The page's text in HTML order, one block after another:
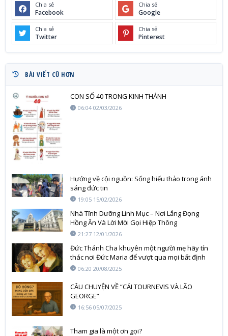
Chia sẻ
Facebook
Chia sẻ
Google
Chia sẻ
Twitter
Chia sẻ
Pinterest
BÀI VIẾT CŨ HƠN
CON SỐ 40 TRONG KINH THÁNH
06:04 02/03/2026
Hướng về cội nguồn: Sống hiếu thảo trong ánh
sáng đức tin
19:05 15/02/2026
Nhà Tĩnh Dưỡng Linh Mục – Nơi Lắng Đọng
Hồng Ân Và Lời Mời Gọi Hiệp Thông
21:27 12/01/2026
Đức Thánh Cha khuyên một người mẹ hãy tín
thác nơi Đức Maria để vượt qua mọi bất định
06:20 20/08/2025
CÂU CHUYỆN VỀ “CÁI TOURNEVIS VÀ LÃO
GEORGE”
16:56 05/07/2025
Tham gia là một ơn gọi?